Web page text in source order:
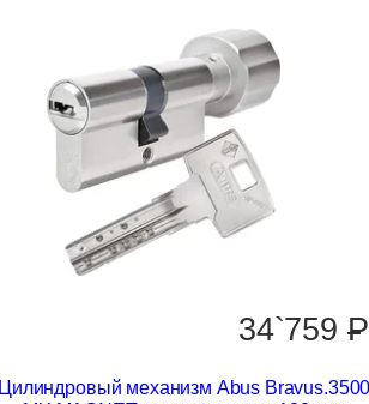
34`759 P
Цилиндровый механизм Abus Bravus.3500